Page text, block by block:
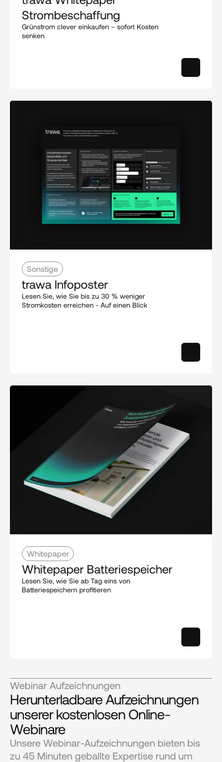
Strombeschaffung
Grünstrom clever einkaufen – sofort Kosten
senken
Sonstige
trawa Infoposter
Lesen Sie, wie Sie bis zu 30 % weniger
Stromkosten erreichen - Auf einen Blick
Whitepaper
Whitepaper Batteriespeicher
Lesen Sie, wie Sie ab Tag eins von
Batteriespeichern profitieren
Webinar Aufzeichnungen
Herunterladbare Aufzeichnungen
unserer kostenlosen Online-
Webinare
Unsere Webinar-Aufzeichnungen bieten bis
zu 45 Minuten geballte Expertise rund um